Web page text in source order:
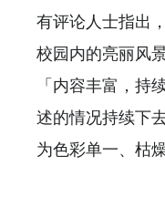
有评论人士指出
校园内的亮丽风
「内容丰富，持
述的情况持续下
为色彩单一、枯